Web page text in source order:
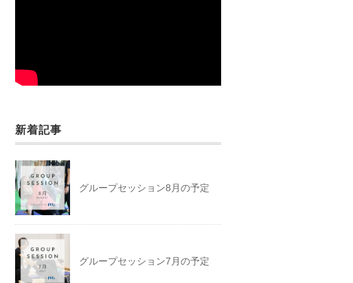
新着記事
グループセッション8月の予定
グループセッション7月の予定